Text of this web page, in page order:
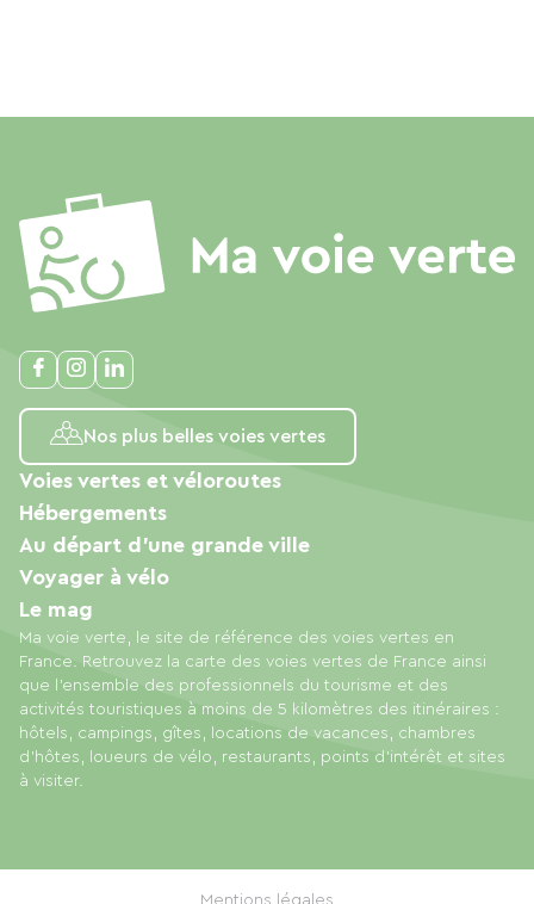
Nos plus belles voies vertes
Ma voie verte, le site de référence des voies vertes en
France. Retrouvez la carte des voies vertes de France ainsi
que l'ensemble des professionnels du tourisme et des
activités touristiques à moins de 5 kilomètres des itinéraires :
hôtels, campings, gîtes, locations de vacances, chambres
d'hôtes, loueurs de vélo, restaurants, points d'intérêt et sites
à visiter.
Voies vertes et véloroutes
Hébergements
Au départ d'une grande ville
Voyager à vélo
Le mag
Mentions légales